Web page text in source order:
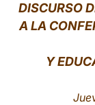
DISCURSO
A LA
Y